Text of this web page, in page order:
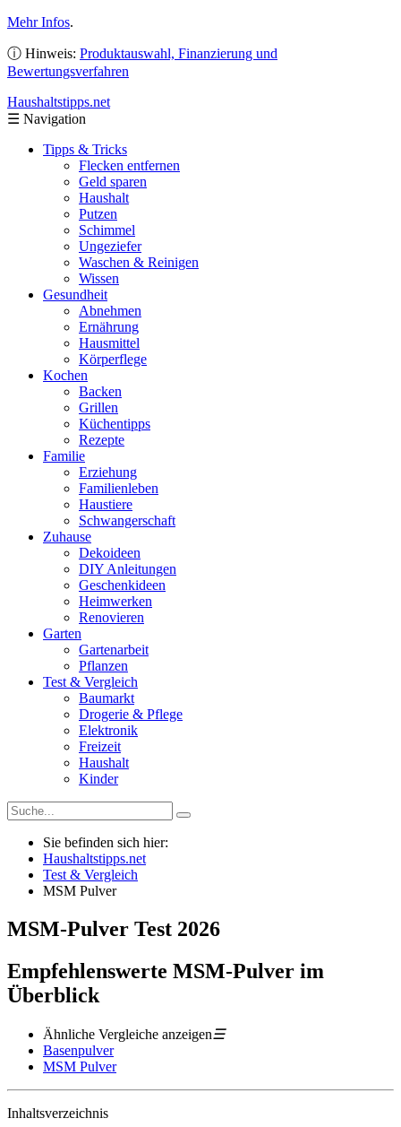
Mehr Infos.
ⓘ Hinweis: Produktauswahl, Finanzierung und
Bewertungsverfahren
Haushaltstipps.net
☰ Navigation
Tipps & Tricks
Flecken entfernen
Geld sparen
Haushalt
Putzen
Schimmel
Ungeziefer
Waschen & Reinigen
Wissen
Gesundheit
Abnehmen
Ernährung
Hausmittel
Körperflege
Kochen
Backen
Grillen
Küchentipps
Rezepte
Familie
Erziehung
Familienleben
Haustiere
Schwangerschaft
Zuhause
Dekoideen
DIY Anleitungen
Geschenkideen
Heimwerken
Renovieren
Garten
Gartenarbeit
Pflanzen
Test & Vergleich
Baumarkt
Drogerie & Pflege
Elektronik
Freizeit
Haushalt
Kinder
Sie befinden sich hier:
Haushaltstipps.net
Test & Vergleich
MSM Pulver
MSM-Pulver Test 2026
Empfehlenswerte MSM-Pulver im
Überblick
Ähnliche Vergleiche anzeigen☰
Basenpulver
MSM Pulver
Inhaltsverzeichnis